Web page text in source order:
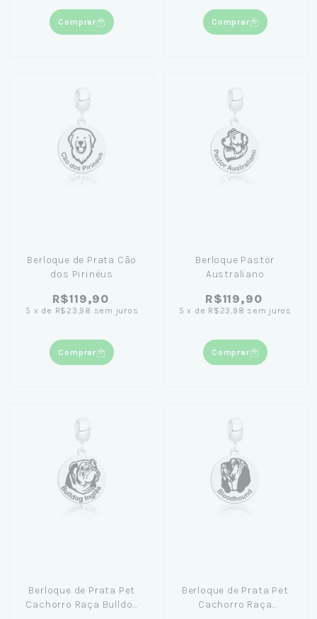
Comprar Comprar
Berloque de Prata Cão
dos Pirinéus
R$119,90
5 x de R$23,98 sem juros
Comprar
Berloque Pastor
Australiano
R$119,90
5 x de R$23,98 sem juros
Comprar
Berloque de Prata Pet
Cachorro Raça Bulldog
Berloque de Prata Pet
Cachorro Raça